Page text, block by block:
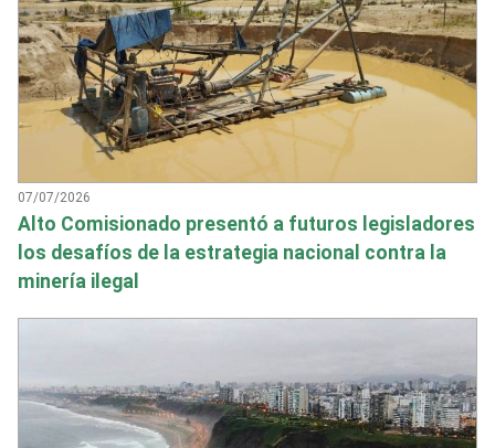
07/07/2026
Alto Comisionado presentó a futuros legisladores
los desafíos de la estrategia nacional contra la
minería ilegal